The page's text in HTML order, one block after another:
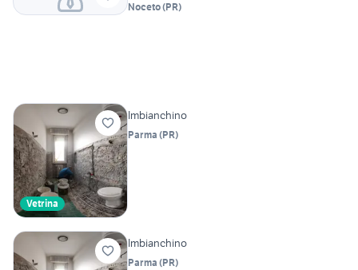
Noceto(PR)
Vetrina
Imbianchino
Parma (PR)
Imbianchino
Parma (PR)